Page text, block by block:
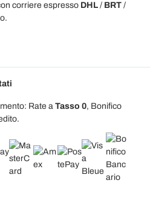
corriere espresso DHL / BRT /
Rate a Tasso 0, Bonifico